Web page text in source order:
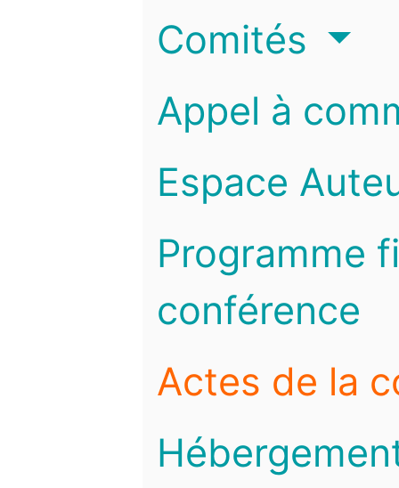
Comités
Appel à
Espace
Programme
conférence
Actes de la